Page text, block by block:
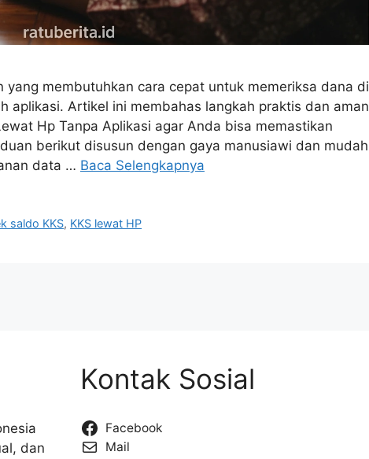
yang membutuhkan cara cepat untuk memeriksa dana di
aplikasi. Artikel ini membahas langkah praktis dan aman
Hp Tanpa Aplikasi agar Anda bisa memastikan
berikut disusun dengan gaya manusiawi dan mudah
data … Baca Selengkapnya
saldo KKS, KKS lewat HP
dan
Kontak Sosial
Facebook
Mail